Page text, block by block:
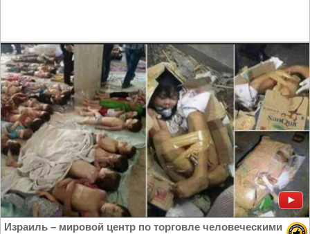
Израиль – мировой центр по торговле человеческими